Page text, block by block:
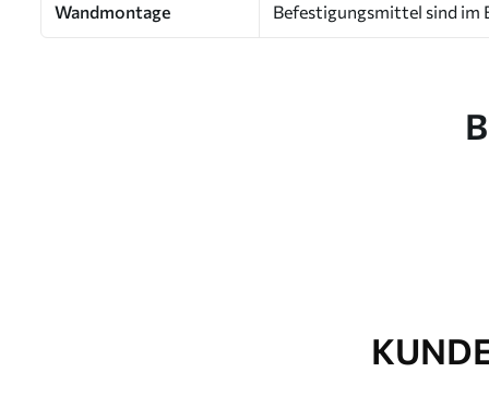
Wandmontage Befestigungsmittel sind im